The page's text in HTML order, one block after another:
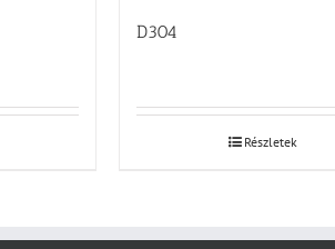
D304
Részletek